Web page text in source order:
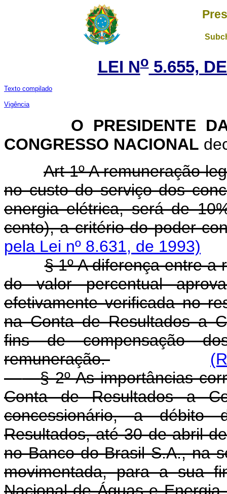
LEI No5.655,
Texto compilado
Vigência
O PRESIDENTE
CONGRESSO NACIONAL
Art 1º A remuneração
no custo do serviço dos
energia elétrica, será de
cento), a critério do poder
pela Lei nº 8.631, de 1993)
§ 1º A diferença entre a
do valor percentual
efetivamente verificada no
na Conta de Resultados a
fins de compensação
remuneração.
§ 2º As importâncias
Conta de Resultados a
concessionário, a débito
Resultados, até 30 de abril
no Banco do Brasil S.A., na
movimentada, para a sua